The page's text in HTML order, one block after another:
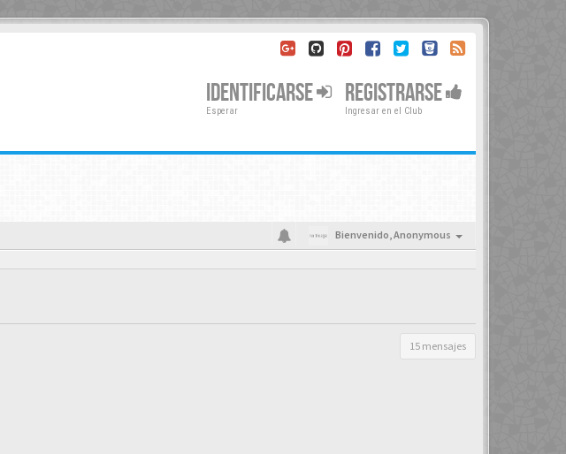
IDENTIFICARSE
Esperar
REGISTRARSE
Ingresar en el Club
Bienvenido,Anonymous
15 mensajes